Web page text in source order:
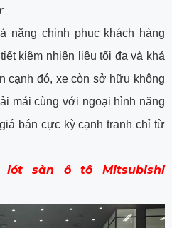
năng chinh phục khách hàng
kiệm nhiên liệu tối đa và khả
cạnh đó, xe còn sở hữu không
mái cùng với ngoại hình năng
bán cực kỳ cạnh tranh chỉ từ
lót sàn ô tô Mitsubishi